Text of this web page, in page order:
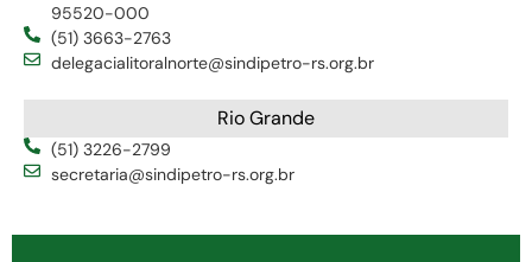
95520-000
(51) 3663-2763
delegacialitoralnorte@sindipetro-rs.org.br
Rio Grande
(51) 3226-2799
secretaria@sindipetro-rs.org.br